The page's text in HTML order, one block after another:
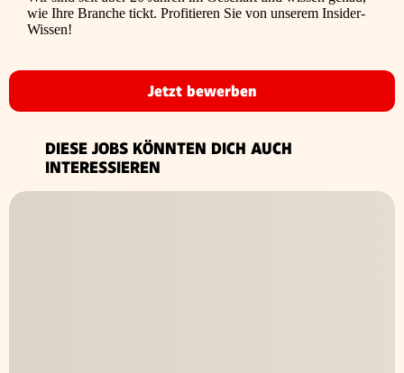
wie Ihre Branche tickt. Profitieren Sie von unserem Insider-
Wissen!
Jetzt bewerben
DIESE JOBS KÖNNTEN DICH AUCH
INTERESSIEREN